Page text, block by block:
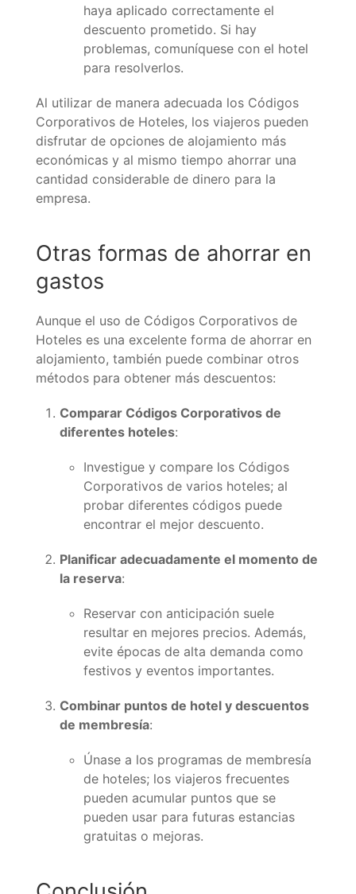
haya aplicado correctamente el
descuento prometido. Si hay
problemas, comuníquese con el hotel
para resolverlos.
Al utilizar de manera adecuada los Códigos
Corporativos de Hoteles, los viajeros pueden
disfrutar de opciones de alojamiento más
económicas y al mismo tiempo ahorrar una
cantidad considerable de dinero para la
empresa.
Otras formas de ahorrar en
gastos
Aunque el uso de Códigos Corporativos de
Hoteles es una excelente forma de ahorrar en
alojamiento, también puede combinar otros
métodos para obtener más descuentos:
Comparar Códigos Corporativos de
diferentes hoteles:
Investigue y compare los Códigos
Corporativos de varios hoteles; al
probar diferentes códigos puede
encontrar el mejor descuento.
Planificar adecuadamente el momento de
la reserva:
Reservar con anticipación suele
resultar en mejores precios. Además,
evite épocas de alta demanda como
festivos y eventos importantes.
Combinar puntos de hotel y descuentos
de membresía:
Únase a los programas de membresía
de hoteles; los viajeros frecuentes
pueden acumular puntos que se
pueden usar para futuras estancias
gratuitas o mejoras.